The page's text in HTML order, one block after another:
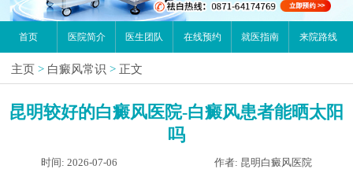
首页 医院简介 医生团队 在线预约 就医指南 来院路线
主页 > 白癜风常识 > 正文
昆明较好的白癜风医院-白癜风患者能晒太阳
吗
时间: 2026-07-06 作者: 昆明白癜风医院